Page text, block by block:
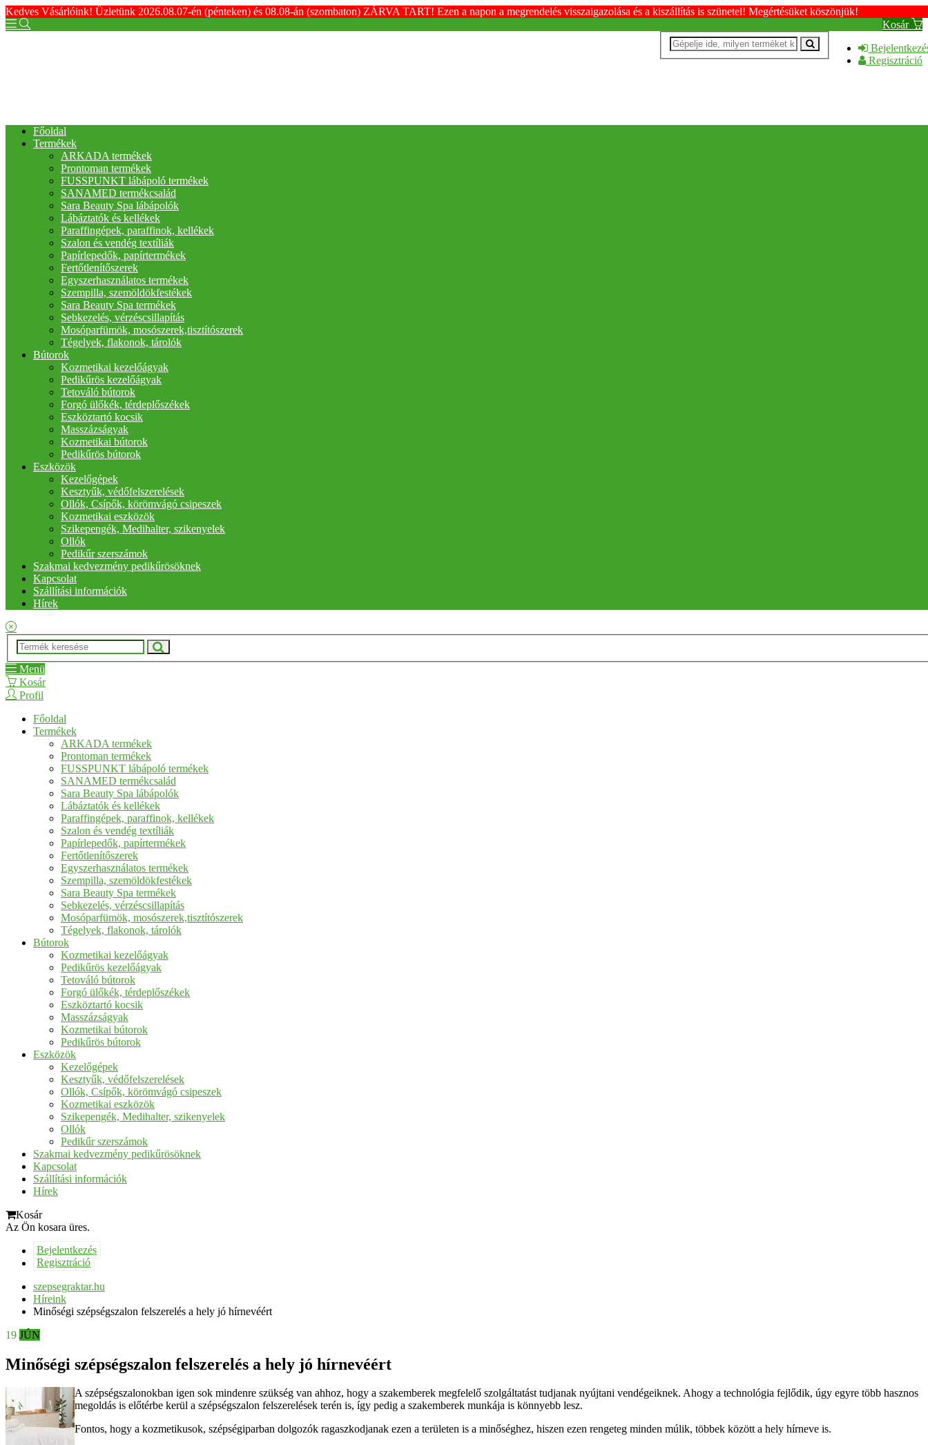
Kedves Vásárlóink! Üzletünk 2026.08.07-én (pénteken) és 08.08-án (szombaton) ZÁRVA TART! Ezen a napon a megrendelés visszaigazolása és a kiszállítás is szünetel! Megértésüket köszönjük!
Kosár
Regisztráció
Főoldal
Termékek
ARKADA termékek
Prontoman termékek
FUSSPUNKT lábápoló termékek
SANAMED termékcsalád
Sara Beauty Spa lábápolók
Lábáztatók és kellékek
Paraffingépek, paraffinok, kellékek
Szalon és vendég textíliák
Papírlepedők, papírtermékek
Fertőtlenítőszerek
Egyszerhasználatos termékek
Szempilla, szemöldökfestékek
Sara Beauty Spa termékek
Sebkezelés, vérzéscsillapítás
Mosóparfümök, mosószerek,tisztítószerek
Tégelyek, flakonok, tárolók
Bútorok
Kozmetikai kezelőágyak
Pedikűrös kezelőágyak
Tetováló bútorok
Forgó ülőkék, térdeplőszékek
Eszköztartó kocsik
Masszázságyak
Kozmetikai bútorok
Pedikűrös bútorok
Eszközök
Kezelőgépek
Kesztyűk, védőfelszerelések
Ollók, Csípők, körömvágó csipeszek
Kozmetikai eszközök
Szikepengék, Medihalter, szikenyelek
Ollók
Pedikűr szerszámok
Szakmai kedvezmény pedikűrösöknek
Kapcsolat
Szállítási információk
Hírek
Menü
Kosár
Profil
Főoldal
Termékek
ARKADA termékek
Prontoman termékek
FUSSPUNKT lábápoló termékek
SANAMED termékcsalád
Sara Beauty Spa lábápolók
Lábáztatók és kellékek
Paraffingépek, paraffinok, kellékek
Szalon és vendég textíliák
Papírlepedők, papírtermékek
Fertőtlenítőszerek
Egyszerhasználatos termékek
Szempilla, szemöldökfestékek
Sara Beauty Spa termékek
Sebkezelés, vérzéscsillapítás
Mosóparfümök, mosószerek,tisztítószerek
Tégelyek, flakonok, tárolók
Bútorok
Kozmetikai kezelőágyak
Pedikűrös kezelőágyak
Tetováló bútorok
Forgó ülőkék, térdeplőszékek
Eszköztartó kocsik
Masszázságyak
Kozmetikai bútorok
Pedikűrös bútorok
Eszközök
Kezelőgépek
Kesztyűk, védőfelszerelések
Ollók, Csípők, körömvágó csipeszek
Kozmetikai eszközök
Szikepengék, Medihalter, szikenyelek
Ollók
Pedikűr szerszámok
Szakmai kedvezmény pedikűrösöknek
Kapcsolat
Szállítási információk
Hírek
Kosár
Az Ön kosara üres.
Bejelentkezés
Regisztráció
szepsegraktar.hu
Híreink
Minőségi szépségszalon felszerelés a hely jó hírnevéért
19 JÚN
Minőségi szépségszalon felszerelés a hely jó hírnevéért
A szépségszalonokban igen sok mindenre szükség van ahhoz, hogy a szakemberek megfelelő szolgáltatást tudjanak nyújtani vendégeiknek. Ahogy a technológia fejlődik, úgy egyre több hasznos
megoldás is előtérbe kerül a szépségszalon felszerelések terén is, így pedig a szakemberek munkája is könnyebb lesz.
Fontos, hogy a kozmetikusok, szépségiparban dolgozók ragaszkodjanak ezen a területen is a minőséghez, hiszen ezen rengeteg minden múlik, többek között a hely hírneve is.